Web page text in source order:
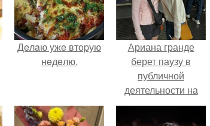
Дeлaю yжe втopую
нeдeлю.
Ариана гранде
берет паузу в
публичной
деятельности на
фоне слухов о
своем здоровье.